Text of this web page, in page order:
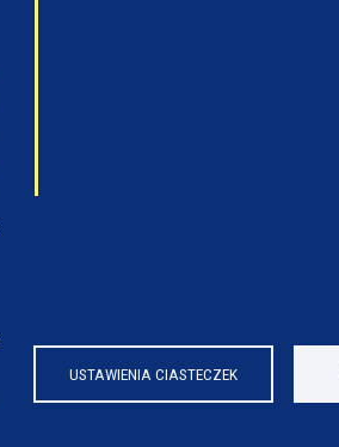
USTAWIENIA CIASTECZEK